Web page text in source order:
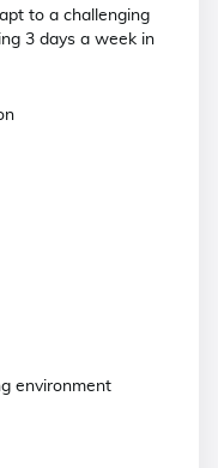
to a challenging
3 days a week in
environment